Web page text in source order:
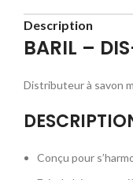
Description
BARIL –
Distributeur à savon
Conçu pour